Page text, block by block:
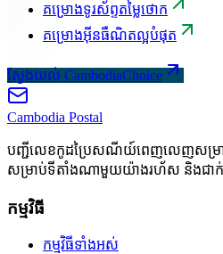
គម្រោងទូរស័ព្ទតម្លៃថោក
គម្រោងអ៊ីនធឺណិតល្អបំផុត
ស្វែងយល់ CambodiaChoice
Cambodia Postal
បញ្ជីលេខកូដប្រៃសណីយ៍ពេញលេញសម្រាប់
សម្រាប់ទីតាំងណាមួយយ៉ាងរហ័ស និងជា
កម្មវិធី
កម្មវិធីទាំងអស់